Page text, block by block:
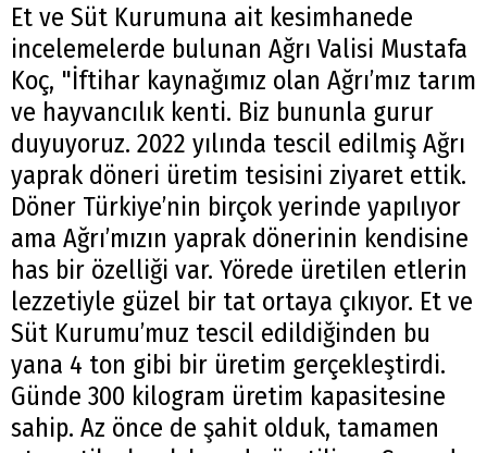
Et ve Süt Kurumuna ait kesimhanede
incelemelerde bulunan Ağrı Valisi Mustafa
Koç, "İftihar kaynağımız olan Ağrı’mız tarım
ve hayvancılık kenti. Biz bununla gurur
duyuyoruz. 2022 yılında tescil edilmiş Ağrı
yaprak döneri üretim tesisini ziyaret ettik.
Döner Türkiye’nin birçok yerinde yapılıyor
ama Ağrı’mızın yaprak dönerinin kendisine
has bir özelliği var. Yörede üretilen etlerin
lezzetiyle güzel bir tat ortaya çıkıyor. Et ve
Süt Kurumu’muz tescil edildiğinden bu
yana 4 ton gibi bir üretim gerçekleştirdi.
Günde 300 kilogram üretim kapasitesine
sahip. Az önce de şahit olduk, tamamen